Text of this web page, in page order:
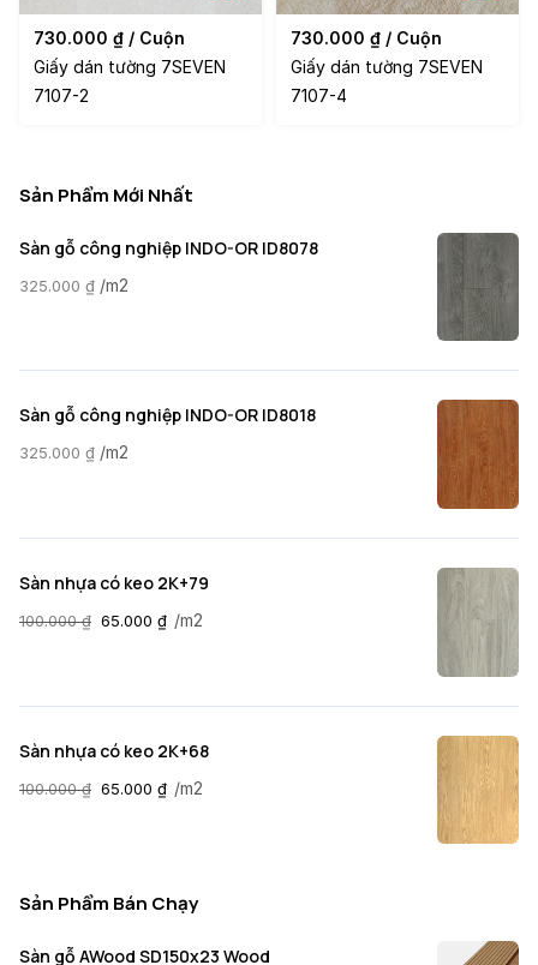
730.000 ₫ / Cuộn
Giấy dán tường 7SEVEN
7107-2
730.000 ₫ / Cuộn
Giấy dán tường 7SEVEN
7107-4
Sản Phẩm Mới Nhất
Sàn gỗ công nghiệp INDO-OR ID8078
325.000 ₫ /m2
Sàn gỗ công nghiệp INDO-OR ID8018
325.000 ₫ /m2
Sàn nhựa có keo 2K+79
100.000₫ 65.000 ₫ /m2
Sàn nhựa có keo 2K+68
100.000₫ 65.000 ₫ /m2
Sản Phẩm Bán Chạy
Sàn gỗ AWood SD150x23 Wood